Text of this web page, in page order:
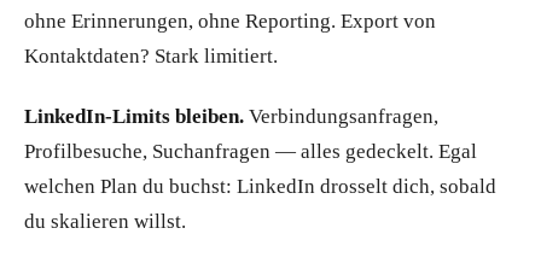
ohne Erinnerungen, ohne Reporting. Export von
Kontaktdaten? Stark limitiert.
LinkedIn-Limits bleiben. Verbindungsanfragen,
Profilbesuche, Suchanfragen — alles gedeckelt. Egal
welchen Plan du buchst: LinkedIn drosselt dich, sobald
du skalieren willst.